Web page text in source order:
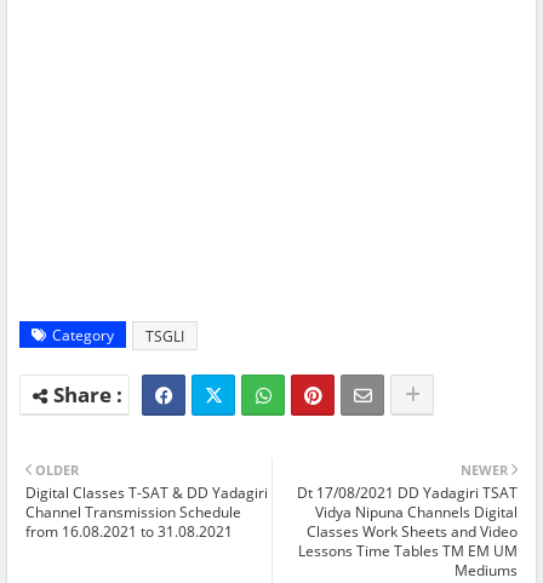
Category TSGLI
NEWER
Dt 17/08/2021 DD Yadagiri TSAT
Vidya Nipuna Channels Digital
Classes Work Sheets and Video
Lessons Time Tables TM EM UM
Mediums
OLDER
Digital Classes T-SAT & DD Yadagiri
Channel Transmission Schedule
from 16.08.2021 to 31.08.2021